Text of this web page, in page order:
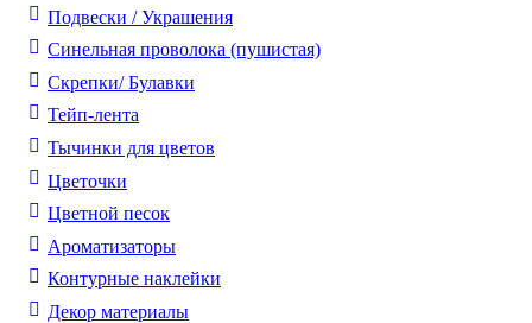
Подвески / Украшения
Синельная проволока (пушистая)
Скрепки/ Булавки
Тейп-лента
Тычинки для цветов
Цветочки
Цветной песок
Ароматизаторы
Контурные наклейки
Декор материалы